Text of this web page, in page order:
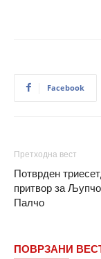
Facebook
Претходна вест
Потврден
притвор за
Палчо
ПОВРЗАНИ